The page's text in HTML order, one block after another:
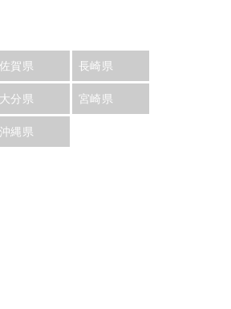
佐賀県 長崎県
大分県 宮崎県
沖縄県